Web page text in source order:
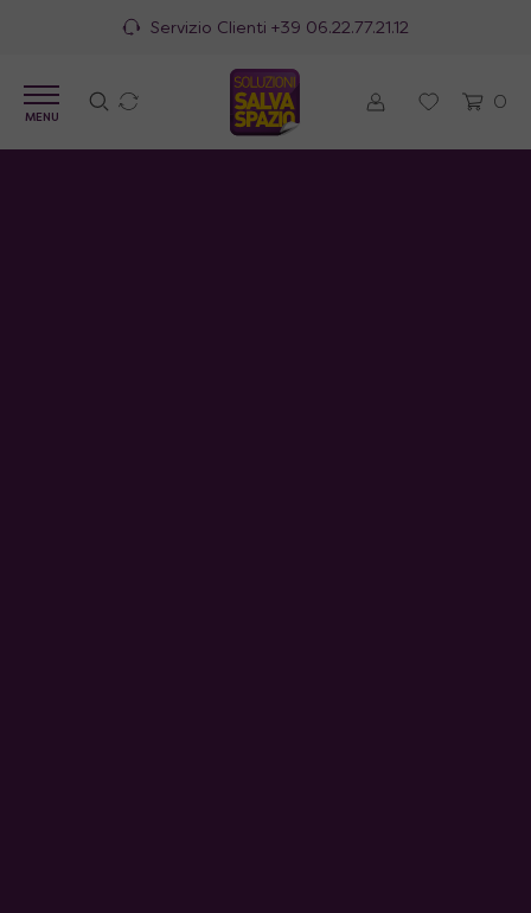
Servizio Clienti +39 06.22.77.21.12
0
MENU